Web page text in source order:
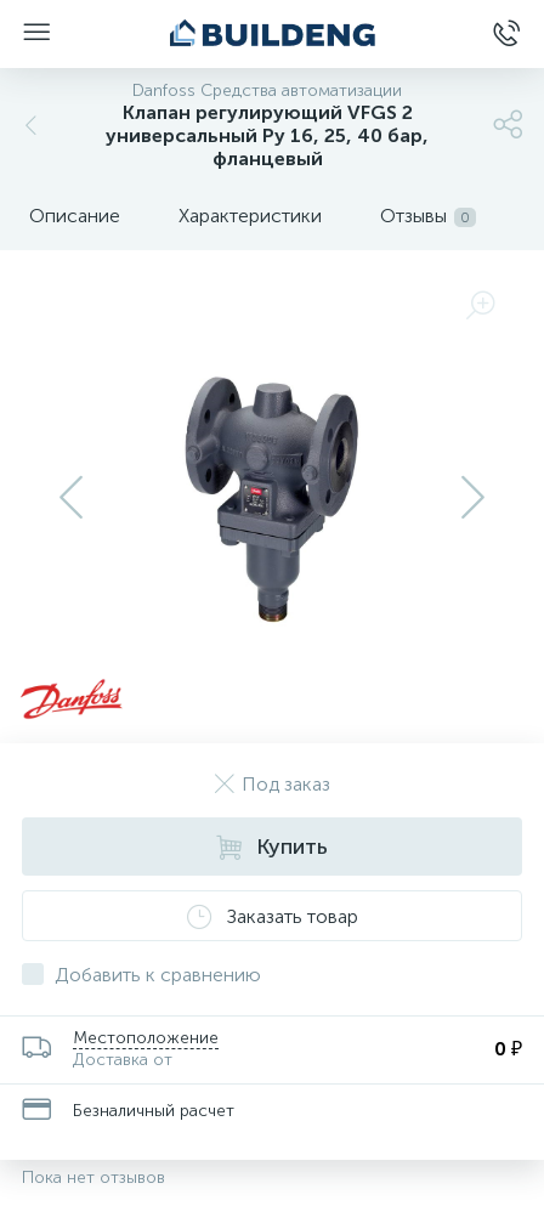
Danfoss Средства автоматизации
Клапан регулирующий VFGS 2
универсальный Py 16, 25, 40 бар,
фланцевый
Описание Характеристики Отзывы 0
Под заказ
Купить
Заказать товар
Добавить к сравнению
Местоположение
Доставка от
0 ₽
Безналичный расчет
Пока нет отзывов